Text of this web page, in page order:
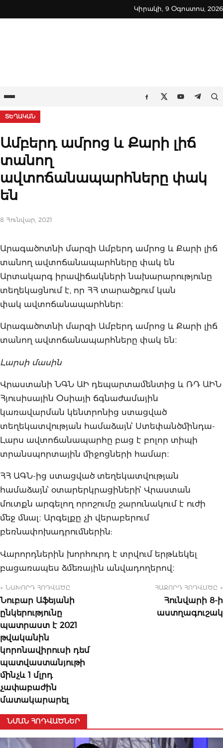
to
Կիրակի, 9 Օգոստոս, 2026
Ընտրացանկ Facebook
TwitterYoutube
ՏԵՂԱԿԱՆ
Ամբերդ ամրոց և Քարի լիճ
տանող
ավտոճանապարհները փակ
են
8 Հունվար, 2021
Արագածոտնի մարզի Ամբերդ ամրոց և Քարի լիճ
տանող ավտոճանապարհները փակ են
Արտակարգ իրավիճակների նախարարությունը
տեղեկացնում է, որ ՀՀ տարածքում կան
փակ ավտոճանապարհներ։
Արագածոտնի մարզի Ամբերդ ամրոց և Քարի լիճ
տանող ավտոճանապարհները փակ են։
Լարսի մասին
Վրաստանի ՆԳՆ ԱԻ դեպարտամենտից և ՌԴ ԱԻՆ
Հյուսիսային Օսիայի ճգնաժամային
կառավարման կենտրոնից ստացված
տեղեկատվության համաձայն՝ Ստեփանծմինդա-
Լարս ավտոճանապարհը բաց է բոլոր տիպի
տրանսպորտային միջոցների համար։
ՀՀ ԱԳՆ-ից ստացված տեղեկատվության
համաձայն՝ օտարերկրացիների՝ Վրաստան
մուտքն արգելող որոշումը շարունակում է ուժի
մեջ մնալ։ Արգելքը չի վերաբերում
բեռնափոխադրումներին:
Վարորդներին խորհուրդ է տրվում երթևեկել
բացառապես ձմեռային անվադողերով։
← ՆԱԽՈՐԴ ՀՈԴՎԱԾԸ
Նուբար Աֆեյանի
ընկերությունը
պատրաստ է 2021
թվականին
կորոնավիրուսի դեմ
պատվաստանյութի
մինչև 1 մլրդ
չափաբաժին
մատակարարել
ՀԱՋՈՐԴ ՀՈԴՎԱԾԸ →
Հունվարի 8-ի
աստղագուշակ
ՆՄԱՆ ՀՈԴՎԱԾՆԵՐ